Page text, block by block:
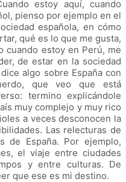
estoy aquí, cuando
pienso por ejemplo en el
española, en cómo
qué es lo que me gusta,
cuando estoy en Perú, me
de estar en la sociedad
algo sobre España con
que veo que está
termino explicándole
muy complejo y muy rico
a veces desconocen la
Las relecturas de
de España. Por ejemplo,
el viaje entre ciudades
y entre culturas. De
que ese es mi destino.